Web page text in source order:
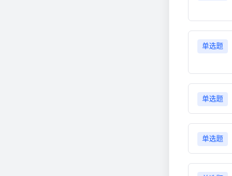
单选题
单选题
单选题